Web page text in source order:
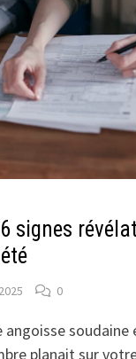
signes
0
soudaine
planait sur